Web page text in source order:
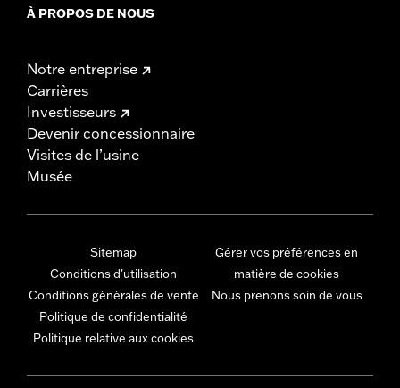
À PROPOS DE NOUS
Notre entreprise
Carrières
Investisseurs
Devenir concessionnaire
Visites de l’usine
Musée
Sitemap
Conditions d'utilisation
Conditions générales de vente
Politique de confidentialité
Politique relative aux cookies
Gérer vos préférences en
matière de cookies
Nous prenons soin de vous